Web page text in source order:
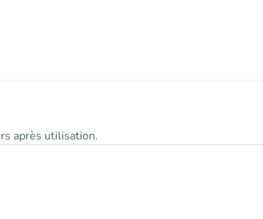
après utilisation.